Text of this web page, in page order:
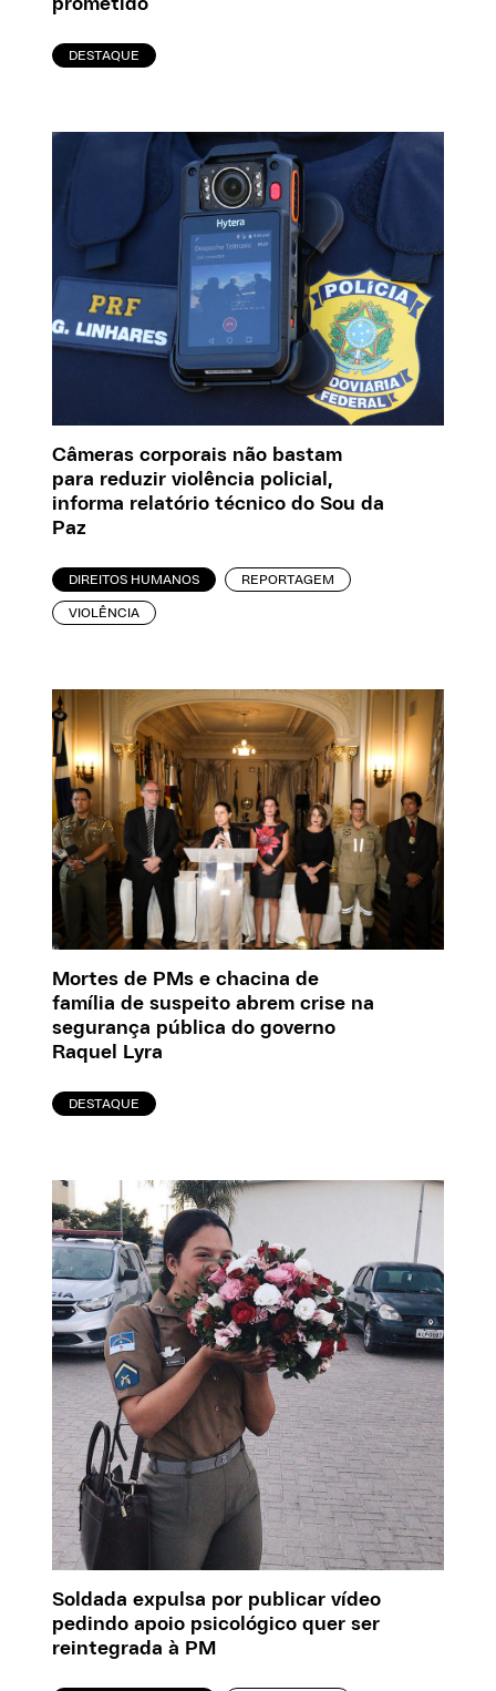
DESTAQUE
Câmeras corporais não bastam
para reduzir violência policial,
informa relatório técnico do Sou da
Paz
DIREITOS HUMANOS REPORTAGEM
VIOLÊNCIA
Mortes de PMs e chacina de
família de suspeito abrem crise na
segurança pública do governo
Raquel Lyra
DESTAQUE
Soldada expulsa por publicar vídeo
pedindo apoio psicológico quer ser
reintegrada à PM